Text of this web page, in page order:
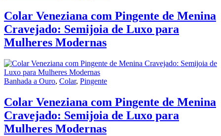
Colar Veneziana com Pingente de Menina
Cravejado: Semijoia de Luxo para
Mulheres Modernas
Banhada a Ouro, Colar, Pingente
Colar Veneziana com Pingente de Menina
Cravejado: Semijoia de Luxo para
Mulheres Modernas